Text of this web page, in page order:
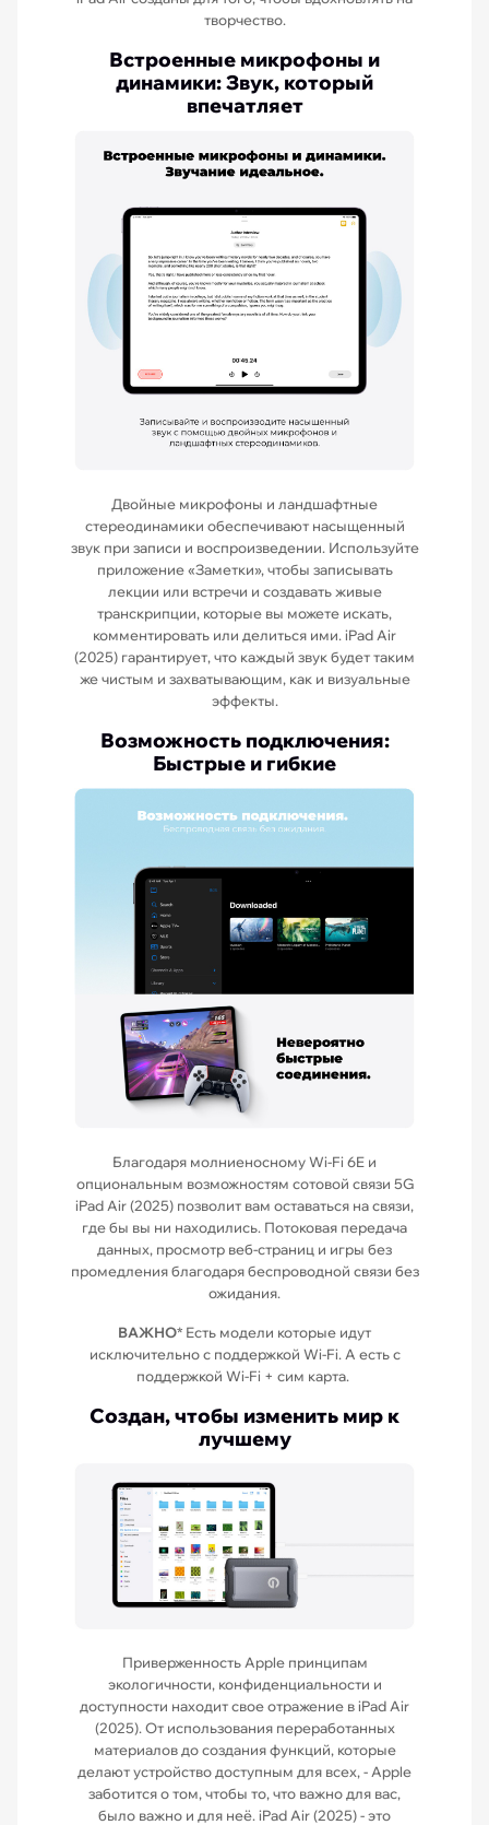
творчество.
Встроенные микрофоны и
динамики: Звук, который
впечатляет
Двойные микрофоны и ландшафтные
стереодинамики обеспечивают насыщенный
звук при записи и воспроизведении. Используйте
приложение «Заметки», чтобы записывать
лекции или встречи и создавать живые
транскрипции, которые вы можете искать,
комментировать или делиться ими. iPad Air
(2025) гарантирует, что каждый звук будет таким
же чистым и захватывающим, как и визуальные
эффекты.
Возможность подключения:
Быстрые и гибкие
Благодаря молниеносному Wi-Fi 6E и
опциональным возможностям сотовой связи 5G
iPad Air (2025) позволит вам оставаться на связи,
где бы вы ни находились. Потоковая передача
данных, просмотр веб-страниц и игры без
промедления благодаря беспроводной связи без
ожидания.
ВАЖНО* Есть модели которые идут
исключительно с поддержкой Wi-Fi. А есть с
поддержкой Wi-Fi + сим карта.
Создан, чтобы изменить мир к
лучшему
Приверженность Apple принципам
экологичности, конфиденциальности и
доступности находит свое отражение в iPad Air
(2025). От использования переработанных
материалов до создания функций, которые
делают устройство доступным для всех, - Apple
заботится о том, чтобы то, что важно для вас,
было важно и для неё. iPad Air (2025) - это